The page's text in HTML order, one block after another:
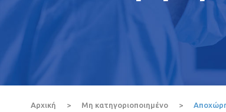
Αρχική > Μη κατηγοριοποιημένο >